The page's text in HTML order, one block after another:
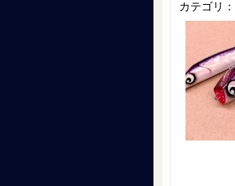
カテゴリ：